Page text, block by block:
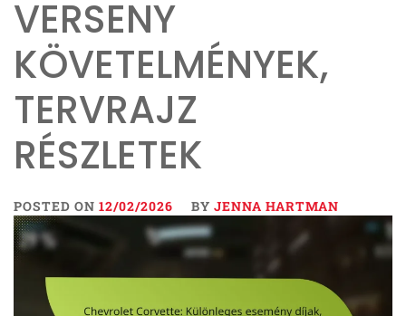
VERSENY
KÖVETELMÉNYEK,
TERVRAJZ
RÉSZLETEK
POSTED ON 12/02/2026 BY JENNA HARTMAN